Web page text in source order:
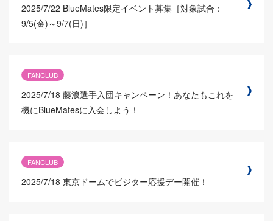
2025/7/22 BlueMates限定イベント募集［対象試合：
9/5(金)～9/7(日)］
FANCLUB
2025/7/18 藤浪選手入団キャンペーン！あなたもこれを
機にBlueMatesに入会しよう！
FANCLUB
2025/7/18 東京ドームでビジター応援デー開催！